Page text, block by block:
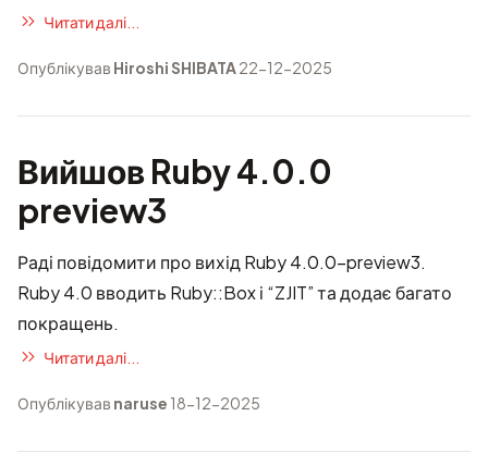
Читати далі...
Опублікував Hiroshi SHIBATA22-12-2025
Вийшов Ruby 4.0.0
preview3
Раді повідомити про вихід Ruby 4.0.0-preview3.
Ruby 4.0 вводить Ruby::Box і “ZJIT” та додає багато
покращень.
Читати далі...
Опублікував naruse 18-12-2025